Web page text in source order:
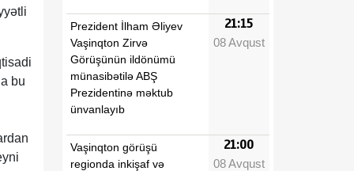
bu
Prezident İlham Əliyev
Vaşinqton Zirvə
Görüşünün ildönümü
münasibətilə ABŞ
Prezidentinə məktub
ünvanlayıb
21:15
08 Avqust
Vaşinqton görüşü
regionda inkişaf və
21:00
08 Avqust